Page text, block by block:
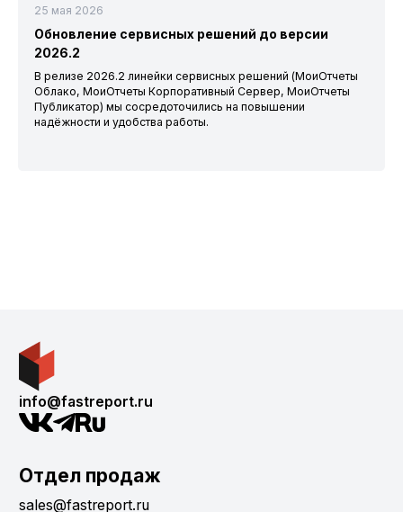
25 мая 2026
Обновление сервисных решений до версии
2026.2
В релизе 2026.2 линейки сервисных решений (МоиОтчеты
Облако, МоиОтчеты Корпоративный Сервер, МоиОтчеты
Публикатор) мы сосредоточились на повышении
надёжности и удобства работы.
info@fastreport.ru
Отдел продаж
sales@fastreport.ru